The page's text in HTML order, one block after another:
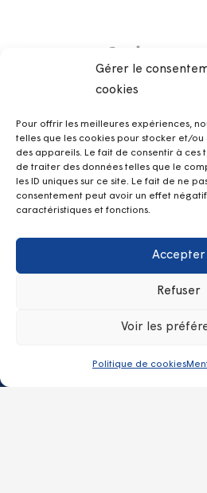
Gérer le
cookies
Pour offrir les meilleures expériences,
telles que les cookies pour stocker et/
des appareils. Le fait de consentir à ces
de traiter des données telles que le
les ID uniques sur ce site. Le fait de ne
consentement peut avoir un effet
caractéristiques et fonctions.
Accepter
Refuser
Voir les
Politique de cookies
Les + de Kerpape
SRISP Service de Réadaptation et
Professionnelle
Lab d’Assistances Technologiques